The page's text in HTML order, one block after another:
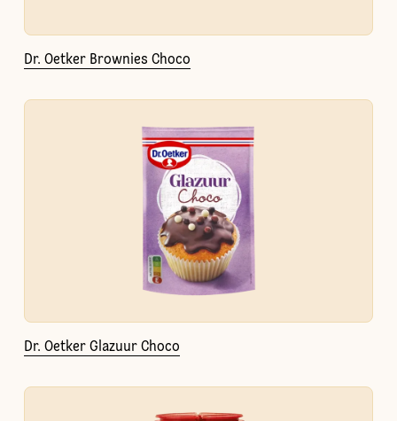
Dr. Oetker Brownies Choco
Dr. Oetker Glazuur Choco